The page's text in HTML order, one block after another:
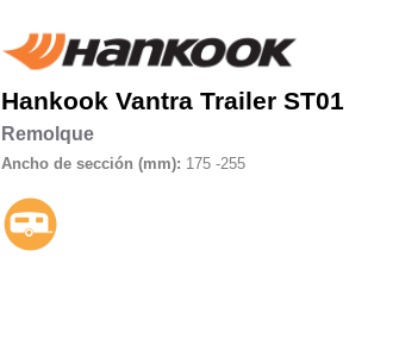
Hankook Vantra Trailer ST01
Remolque
Ancho de sección (mm): 175 -255